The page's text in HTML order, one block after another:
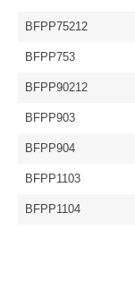
BFPP75212
BFPP753
BFPP90212
BFPP903
BFPP904
BFPP1103
BFPP1104